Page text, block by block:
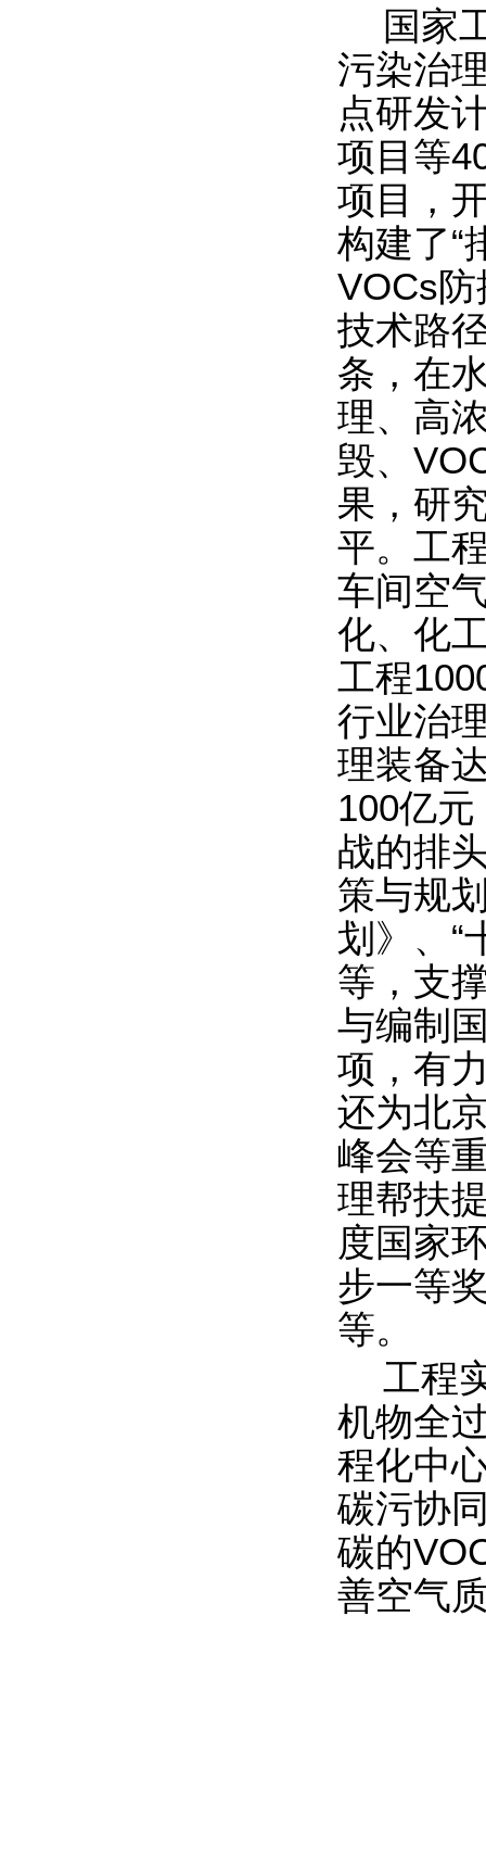
国家
污染治
点研发
项目等
项目，
构建了“
VOCs
技术路
条，在
理、高
毁、
果，研
平。工
车间空
化、化
工程
行业治
理装备
100亿
战的排
策与规
划》、“
等，支
与编制
项，有
还为北
峰会等
理帮扶
度国家
步一等
等。
工程
机物全
程化中
碳污协
碳的
善空气